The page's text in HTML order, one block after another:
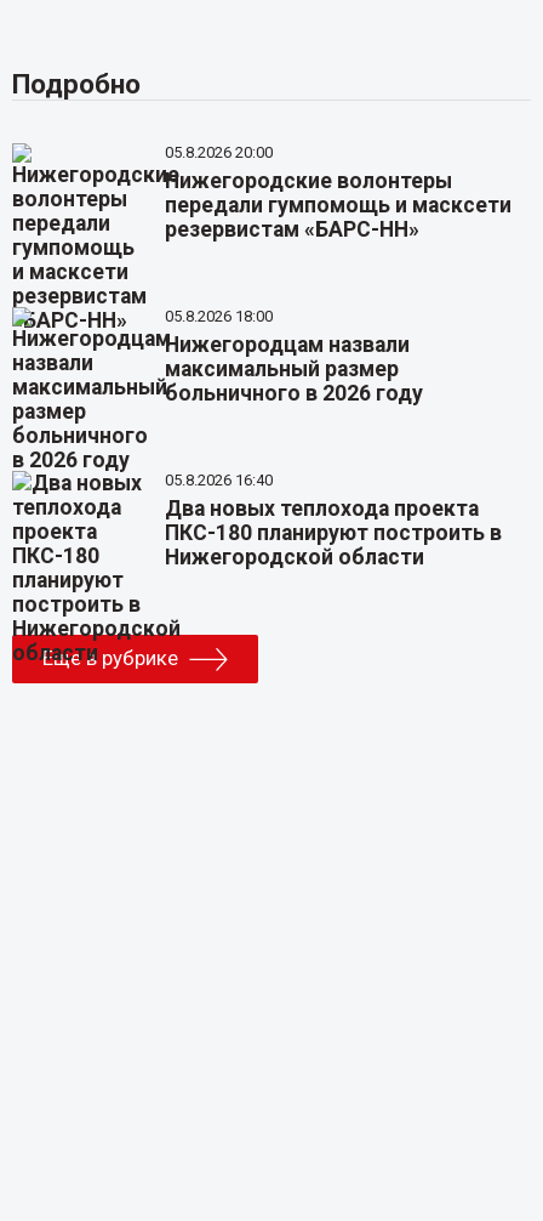
Подробно
05.8.2026 20:00
Нижегородские волонтеры
передали гумпомощь и масксети
резервистам «БАРС-НН»
05.8.2026 18:00
Нижегородцам назвали
максимальный размер
больничного в 2026 году
05.8.2026 16:40
Два новых теплохода проекта
ПКС-180 планируют построить в
Нижегородской области
Еще в рубрике